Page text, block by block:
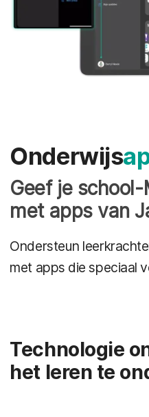
Onderwijs
Geef je
met apps van
Ondersteun
met apps die speciaal
Technologie
het leren te